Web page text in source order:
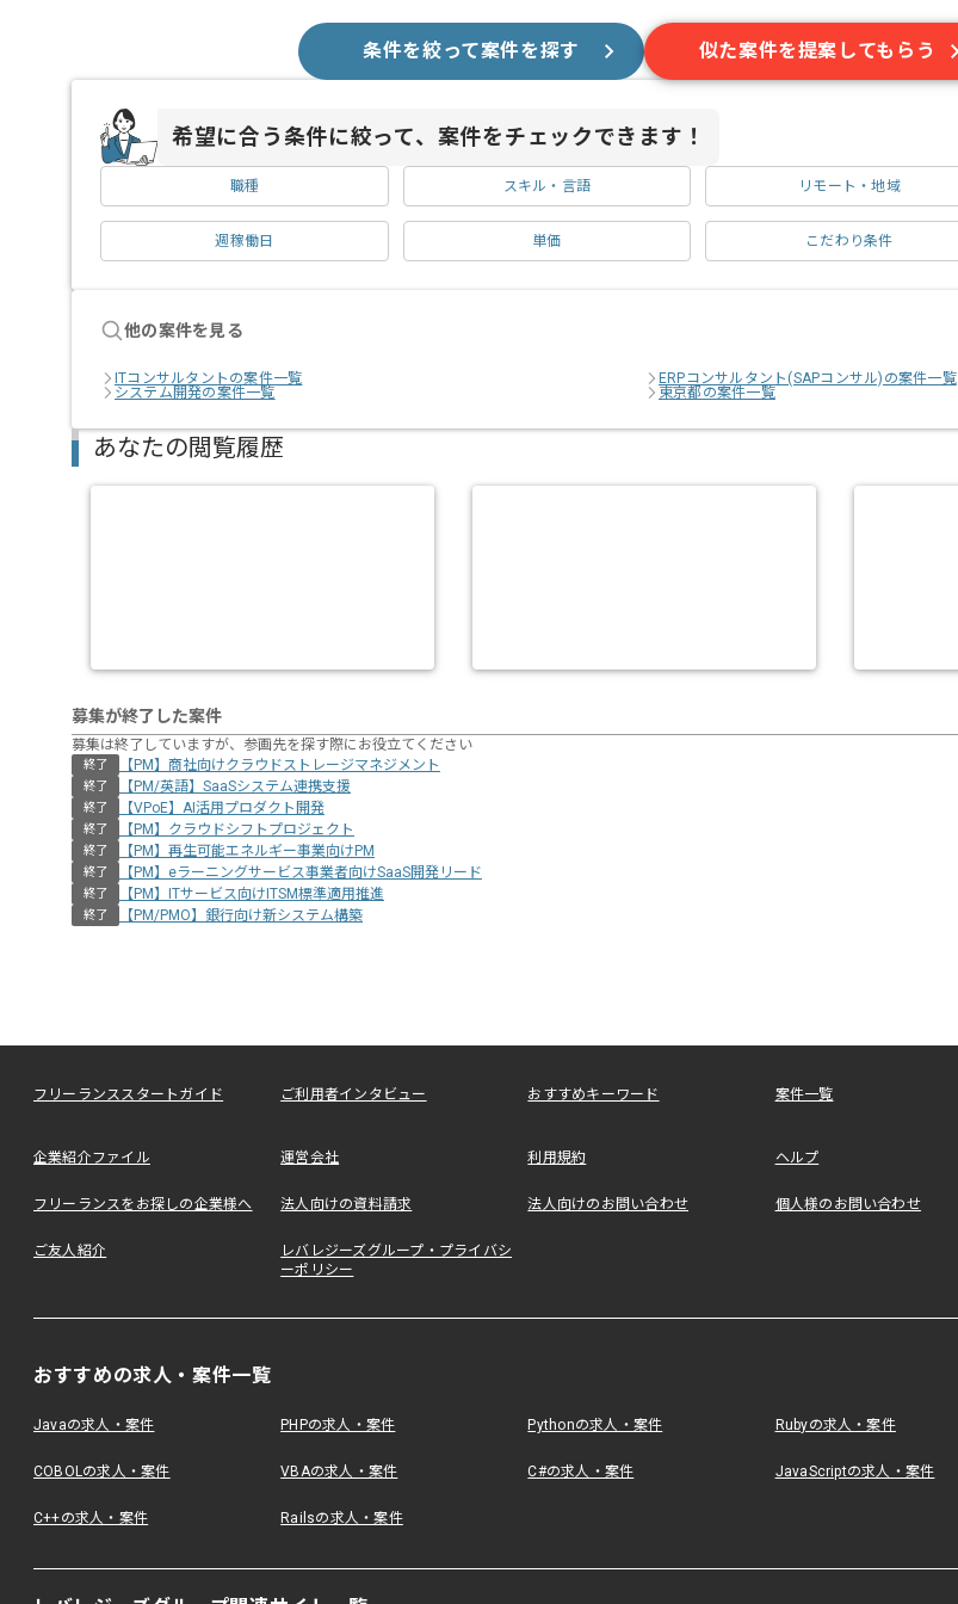
条件を絞って案件を探す 似た案件を提案してもらう
希望に合う条件に絞って、案件をチェックできます！
職種 スキル・言語 リモート・地域
週稼働日 単価 こだわり条件
他の案件を見る
ITコンサルタントの案件一覧
ERPコンサルタント(SAPコンサル)の案件一覧
システム開発の案件一覧
東京都の案件一覧
あなたの閲覧履歴
募集が終了した案件
募集は終了していますが、参画先を探す際にお役立てください
終了 【PM】商社向けクラウドストレージマネジメント
終了 【PM/英語】SaaSシステム連携支援
終了 【VPoE】AI活用プロダクト開発
終了 【PM】クラウドシフトプロジェクト
終了 【PM】再生可能エネルギー事業向けPM
終了 【PM】eラーニングサービス事業者向けSaaS開発リード
終了 【PM】ITサービス向けITSM標準適用推進
終了 【PM/PMO】銀行向け新システム構築
フリーランススタートガイド ご利用者インタビュー おすすめキーワード 案件一覧
企業紹介ファイル 運営会社 利用規約 ヘルプ
フリーランスをお探しの企業様へ 法人向けの資料請求 法人向けのお問い合わせ 個人様のお問い合わせ
ご友人紹介
レバレジーズグループ・プライバシ
ーポリシー
おすすめの求人・案件一覧
Javaの求人・案件 PHPの求人・案件 Pythonの求人・案件 Rubyの求人・案件
COBOLの求人・案件 VBAの求人・案件 C#の求人・案件 JavaScriptの求人・案件
C++の求人・案件 Railsの求人・案件